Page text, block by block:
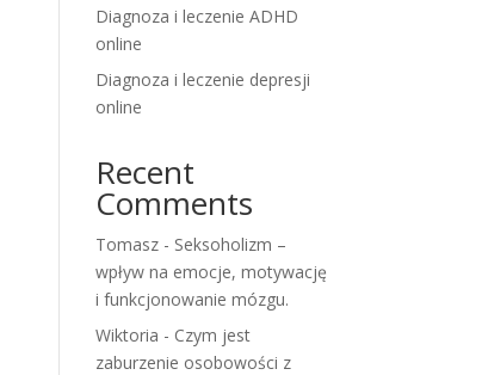
Diagnoza i leczenie ADHD
online
Diagnoza i leczenie depresji
online
Recent
Comments
Tomasz - Seksoholizm –
wpływ na emocje, motywację
i funkcjonowanie mózgu.
Wiktoria - Czym jest
zaburzenie osobowości z